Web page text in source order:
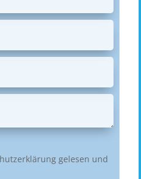
gelesen und